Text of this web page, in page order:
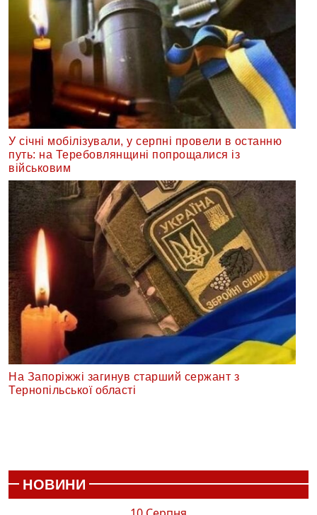
У січні мобілізували, у серпні провели в останню
путь: на Теребовлянщині попрощалися із
військовим
На Запоріжжі загинув старший сержант з
Тернопільської області
НОВИНИ